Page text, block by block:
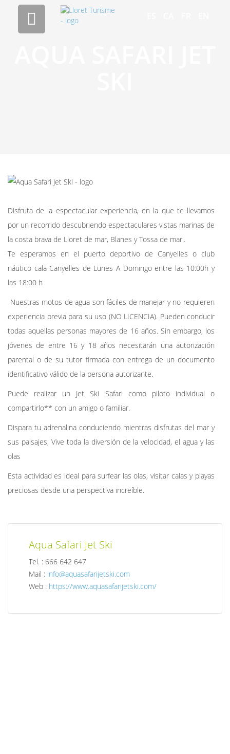

Disfruta de la espectacular experiencia, en la que te llevamos
por un recorrido descubriendo espectaculares vistas marinas de
la costa brava de Lloret de mar, Blanes y Tossa de mar..
Te esperamos en el puerto deportivo de Canyelles o club
náutico cala Canyelles de Lunes A Domingo entre las 10:00h y
las 18:00 h
Nuestras motos de agua son fáciles de manejar y no requieren
experiencia previa para su uso (NO LICENCIA). Pueden conducir
todas aquellas personas mayores de 16 años. Sin embargo, los
jóvenes de entre 16 y 18 años necesitarán una autorización
parental o de su tutor firmada con entrega de un documento
identificativo válido de la persona autorizante.
Puede realizar un Jet Ski Safari como piloto individual o
compartirlo** con un amigo o familiar.
Dispara tu adrenalina conduciendo mientras disfrutas del mar y
sus paisajes, Vive toda la diversión de la velocidad, el agua y las
olas
Esta actividad es ideal para surfear las olas, visitar calas y playas
preciosas desde una perspectiva increíble.
Aqua Safari Jet Ski
Tel. : 666 642 647
Mail : info@aquasafarijetski.com
Web : https://www.aquasafarijetski.com/